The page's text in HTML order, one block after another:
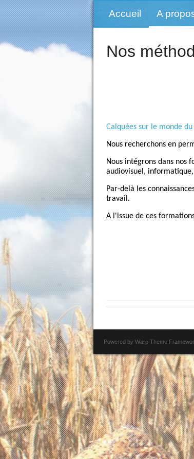
Accueil A
Nos
Calquées sur le monde du
Nous recherchons en
Nous intégrons dans nos
audiovisuel,
Par-delà les
travail.
A l'issue de ces
Powered by Warp Theme